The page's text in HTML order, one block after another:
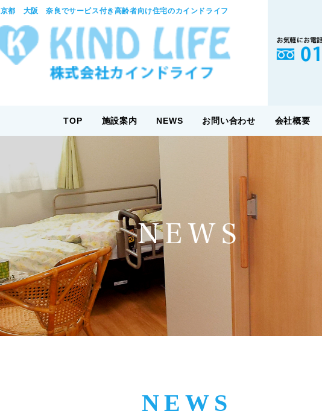
京都 大阪 奈良でサービス付き高齢者向け住宅のカインドライフ
TOP 施設案内 NEWS お問い合わせ 会社概要
NEWS